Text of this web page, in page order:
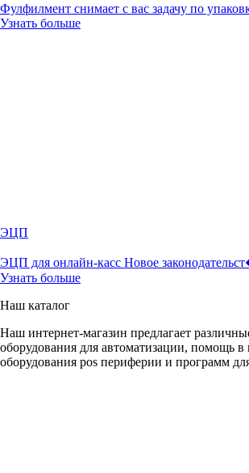
Фулфилмент снимает с вас задачу по
Узнать больше
ЭЦП
ЭЦП для онлайн-касс Новое
Узнать больше
Наш каталог
Наш интернет-магазин предлагает
оборудования для автоматизации, помощь в
оборудования pos периферии и программ